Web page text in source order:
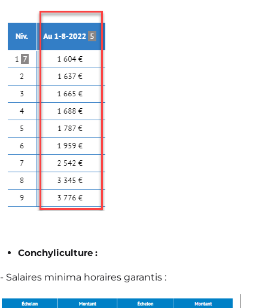
Conchyliculture :
- Salaires minima horaires garantis :